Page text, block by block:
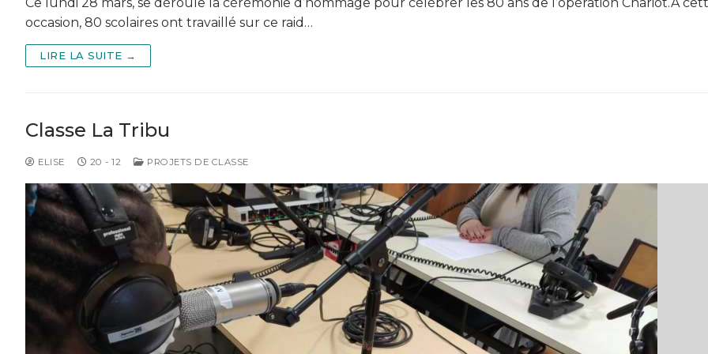
occasion, 80 scolaires ont travaillé sur ce raid…
LIRE LA SUITE →
Classe La Tribu
ELISE 20 - 12 PROJETS DE CLASSE